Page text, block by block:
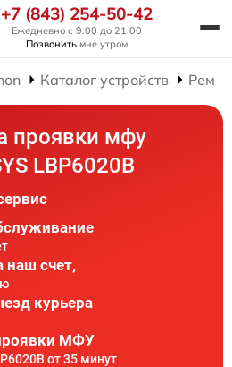
+7 (843) 254-50-42
Ежедневно с 9:00 до 21:00
Позвонить мне утром
Каталог устройств
проявки мфу
LBP6020B
наш счет,
курьера
МФУ
от 35 минут